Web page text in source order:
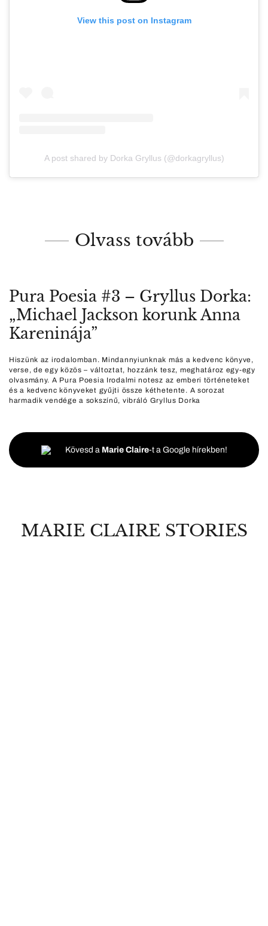
View this post on Instagram
A post shared by Dorka Gryllus (@dorkagryllus)
Olvass tovább
Pura Poesia #3 – Gryllus Dorka:
„Michael Jackson korunk Anna
Kareninája”
Hiszünk az irodalomban. Mindannyiunknak más a kedvenc könyve,
verse, de egy közös – változtat, hozzánk tesz, meghatároz egy-egy
olvasmány. A Pura Poesia Irodalmi notesz az emberi történeteket
és a kedvenc könyveket gyűjti össze kéthetente. A sorozat
harmadik vendége a sokszínű, vibráló Gryllus Dorka
Kövesd a Marie Claire-t a Google hírekben!
MARIE CLAIRE STORIES